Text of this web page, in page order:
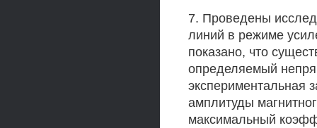
7. Проведены
линий в режиме
показано, что
определяемый
экспериментальная
амплитуды
максимальный